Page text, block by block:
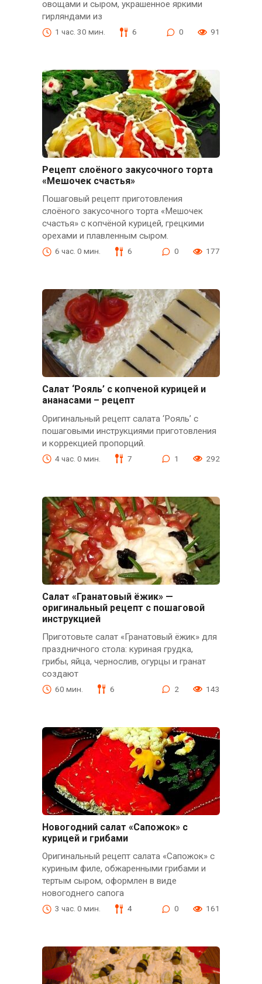
овощами и сыром, украшенное яркими
гирляндами из
1 час. 30 мин. 6 0 91
Рецепт слоёного закусочного торта
«Мешочек счастья»
Пошаговый рецепт приготовления
слоёного закусочного торта «Мешочек
счастья» с копчёной курицей, грецкими
орехами и плавленным сыром.
6 час. 0 мин. 6 0 177
Салат ‘Рояль’ с копченой курицей и
ананасами – рецепт
Оригинальный рецепт салата ‘Рояль’ с
пошаговыми инструкциями приготовления
и коррекцией пропорций.
4 час. 0 мин. 7 1 292
Салат «Гранатовый ёжик» —
оригинальный рецепт с пошаговой
инструкцией
Приготовьте салат «Гранатовый ёжик» для
праздничного стола: куриная грудка,
грибы, яйца, чернослив, огурцы и гранат
создают
60 мин. 6 2 143
Новогодний салат «Сапожок» с
курицей и грибами
Оригинальный рецепт салата «Сапожок» с
куриным филе, обжаренными грибами и
тертым сыром, оформлен в виде
новогоднего сапога
3 час. 0 мин. 4 0 161